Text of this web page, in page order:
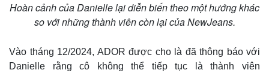
Hoàn cảnh của Danielle lại diễn biến theo một hướng khác
so với những thành viên còn lại của NewJeans.
Vào tháng 12/2024, ADOR được cho là đã thông báo với
Danielle rằng cô không thể tiếp tục là thành viên